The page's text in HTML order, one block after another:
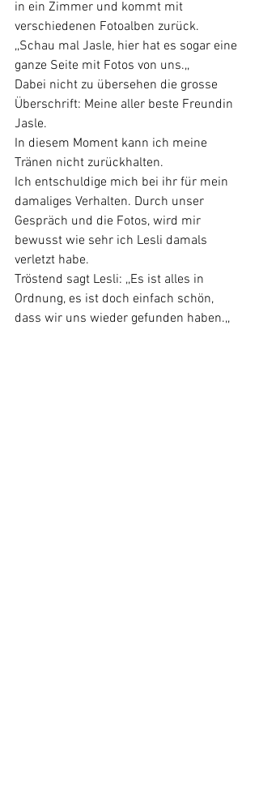
in ein Zimmer und kommt mit
verschiedenen Fotoalben zurück.
,,Schau mal Jasle, hier hat es sogar eine
ganze Seite mit Fotos von uns.,,
Dabei nicht zu übersehen die grosse
Überschrift: Meine aller beste Freundin
Jasle.
In diesem Moment kann ich meine
Tränen nicht zurückhalten.
Ich entschuldige mich bei ihr für mein
damaliges Verhalten. Durch unser
Gespräch und die Fotos, wird mir
bewusst wie sehr ich Lesli damals
verletzt habe.
Tröstend sagt Lesli: ,,Es ist alles in
Ordnung, es ist doch einfach schön,
dass wir uns wieder gefunden haben.,,